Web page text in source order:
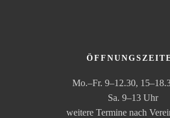
Mo.–Fr. 9–12.30,
Sa. 9–13 Uhr
weitere Termine nach